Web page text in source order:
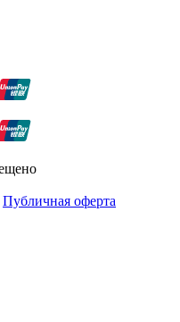
Публичная оферта